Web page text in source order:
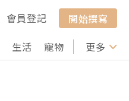
會員登記
開始撰寫
生活 寵物 行山 打卡
更多